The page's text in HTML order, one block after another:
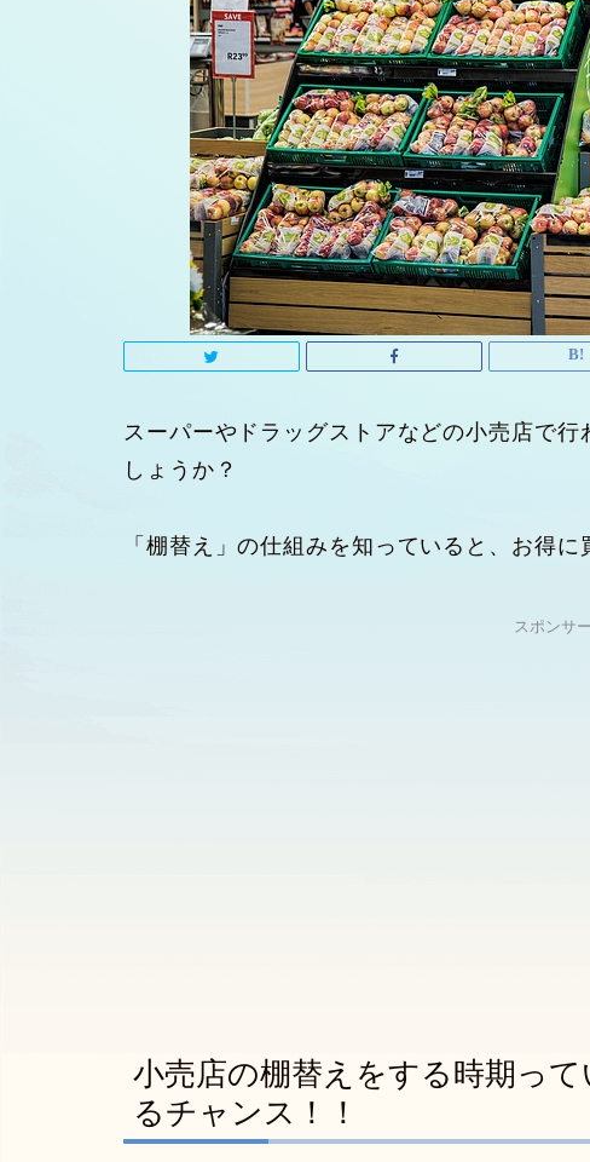
スーパーやドラッグストアなどの小売店で
しょうか？
「棚替え」の仕組みを知っていると、お得に
スポンサ
小売店の棚替えをする時期っ
るチャンス！！